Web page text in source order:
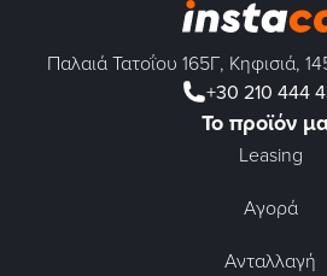
Παλαιά Τατοΐου 165Γ, Κηφισιά,
+30 210 444
Το προϊόν
Leasing
Αγορά
Ανταλλαγή